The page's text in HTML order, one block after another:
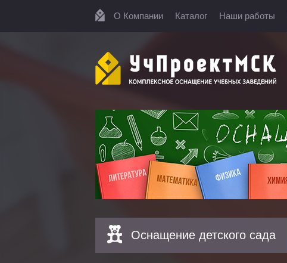
О Компании Каталог Наши работы
Оснащение детского сада